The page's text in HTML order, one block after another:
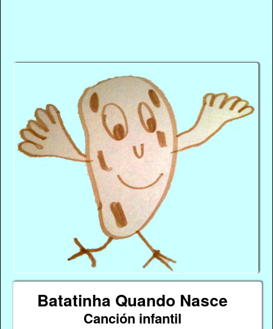
Batatinha Quando Nasce
Canción infantil